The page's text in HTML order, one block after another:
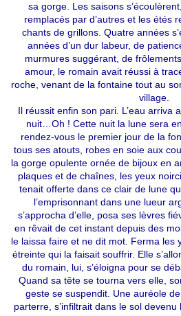
sa gorge. Les saisons
remplacés par d’autres et les étés
chants de grillons. Quatre années
années d’un dur labeur, de
murmures suggérant, de
amour, le romain avait réussi à
roche, venant de la fontaine tout au
village.
Il réussit enfin son pari. L’eau arriva
nuit…Oh ! Cette nuit la lune sera
rendez-vous le premier jour de la
tous ses atouts, robes en soie aux
la gorge opulente ornée de bijoux en
plaques et de chaînes, les yeux
tenait offerte dans ce clair de lune
l’emprisonnant dans une lueur
s’approcha d’elle, posa ses lèvres
en rêvait de cet instant depuis des
le laissa faire et ne dit mot. Ferma les
étreinte qui la faisait souffrir. Elle
du romain, lui, s’éloigna pour se
Quand sa tête se tourna vers elle,
geste se suspendit. Une auréole
parterre, s’infiltrait dans le sol